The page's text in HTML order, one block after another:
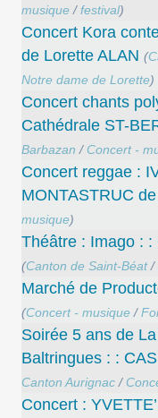
musique/festival)
Concert Kora
de Lorette ALAN (
Notre dame de Lorette)
Concert chants
Cathédrale ST-
Barbazan / Concert -
Concert reggae :
MONTASTRUC
musique)
Théâtre : Imago :
(Canton de Saint-Béat/
Marché de
(Concert - musique/
Soirée 5 ans de
Baltringues : :
Canton Aurignac/
Concert :